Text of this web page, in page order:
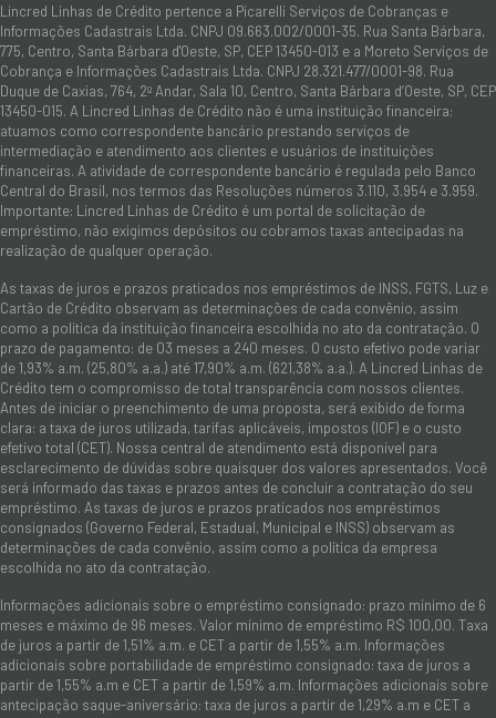
Lincred Linhas de Crédito pertence a Picarelli Serviços de Cobranças e
Informações Cadastrais Ltda. CNPJ 09.663.002/0001-35. Rua Santa Bárbara,
775, Centro, Santa Bárbara d'Oeste, SP, CEP 13450-013 e a Moreto Serviços de
Cobrança e Informações Cadastrais Ltda. CNPJ 28.321.477/0001-98. Rua
Duque de Caxias, 764, 2º Andar, Sala 10, Centro, Santa Bárbara d’Oeste, SP, CEP
13450-015. A Lincred Linhas de Crédito não é uma instituição financeira:
atuamos como correspondente bancário prestando serviços de
intermediação e atendimento aos clientes e usuários de instituições
financeiras. A atividade de correspondente bancário é regulada pelo Banco
Central do Brasil, nos termos das Resoluções números 3.110, 3.954 e 3.959.
Importante: Lincred Linhas de Crédito é um portal de solicitação de
empréstimo, não exigimos depósitos ou cobramos taxas antecipadas na
realização de qualquer operação.
As taxas de juros e prazos praticados nos empréstimos de INSS, FGTS, Luz e
Cartão de Crédito observam as determinações de cada convênio, assim
como a política da instituição financeira escolhida no ato da contratação. O
prazo de pagamento: de 03 meses a 240 meses. O custo efetivo pode variar
de 1,93% a.m. (25,80% a.a.) até 17,90% a.m. (621,38% a.a.). A Lincred Linhas de
Crédito tem o compromisso de total transparência com nossos clientes.
Antes de iniciar o preenchimento de uma proposta, será exibido de forma
clara: a taxa de juros utilizada, tarifas aplicáveis, impostos (IOF) e o custo
efetivo total (CET). Nossa central de atendimento está disponível para
esclarecimento de dúvidas sobre quaisquer dos valores apresentados. Você
será informado das taxas e prazos antes de concluir a contratação do seu
empréstimo. As taxas de juros e prazos praticados nos empréstimos
consignados (Governo Federal, Estadual, Municipal e INSS) observam as
determinações de cada convênio, assim como a política da empresa
escolhida no ato da contratação.
Informações adicionais sobre o empréstimo consignado: prazo mínimo de 6
meses e máximo de 96 meses. Valor mínimo de empréstimo R$ 100,00. Taxa
de juros a partir de 1,51% a.m. e CET a partir de 1,55% a.m. Informações
adicionais sobre portabilidade de empréstimo consignado: taxa de juros a
partir de 1,55% a.m e CET a partir de 1,59% a.m. Informações adicionais sobre
antecipação saque-aniversário: taxa de juros a partir de 1,29% a.m e CET a